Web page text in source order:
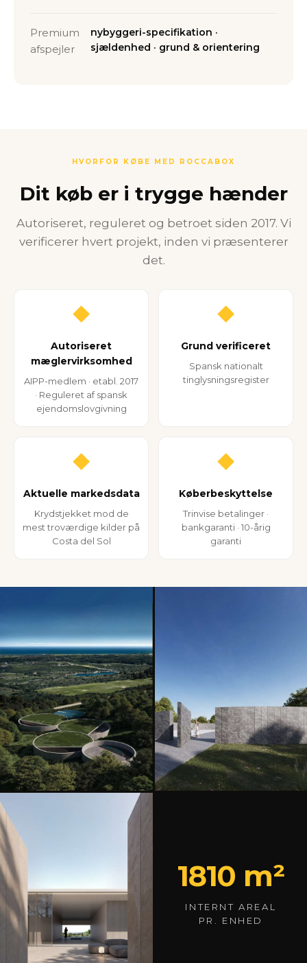
Premium
afspejler
nybyggeri-specifikation ·
sjældenhed · grund & orientering
HVORFOR KØBE MED ROCCABOX
Dit køb er i trygge hænder
Autoriseret, reguleret og betroet siden 2017. Vi
verificerer hvert projekt, inden vi præsenterer
det.
◆
Autoriseret
mæglervirksomhed
AIPP-medlem · etabl. 2017
· Reguleret af spansk
ejendomslovgivning
◆
Grund verificeret
Spansk nationalt
tinglysningsregister
◆
Aktuelle markedsdata
Krydstjekket mod de
mest troværdige kilder på
Costa del Sol
◆
Køberbeskyttelse
Trinvise betalinger ·
bankgaranti · 10-årig
garanti
1810 m²
INTERNT AREAL
PR. ENHED